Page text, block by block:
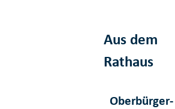
Aus dem
Rathaus
Ober­bürger­